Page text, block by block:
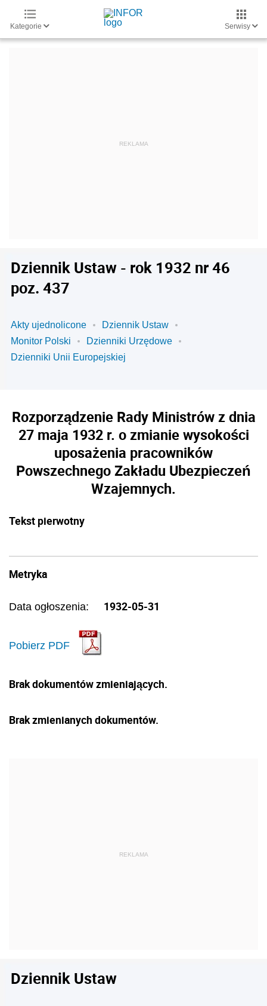
Kategorie Serwisy
Dziennik Ustaw - rok 1932 nr 46
poz. 437
Akty ujednolicone
Dziennik Ustaw
Monitor Polski
Dzienniki Urzędowe
Dzienniki Unii Europejskiej
Rozporządzenie Rady Ministrów z dnia
27 maja 1932 r. o zmianie wysokości
uposażenia pracowników
Powszechnego Zakładu Ubezpieczeń
Wzajemnych.
Tekst pierwotny
Metryka
Data ogłoszenia: 1932-05-31
Pobierz PDF
Brak dokumentów zmieniających.
Brak zmienianych dokumentów.
Dziennik Ustaw